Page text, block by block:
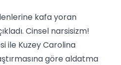
kafa yoran
Cinsel narsisizm!
ile Kuzey Carolina
göre aldatma